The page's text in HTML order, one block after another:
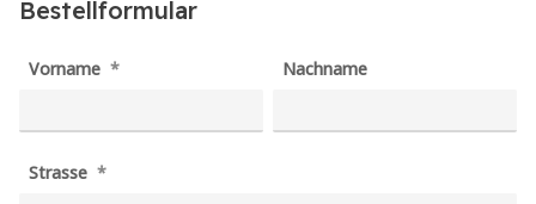
Bestellformular
Vorname Nachname
Strasse